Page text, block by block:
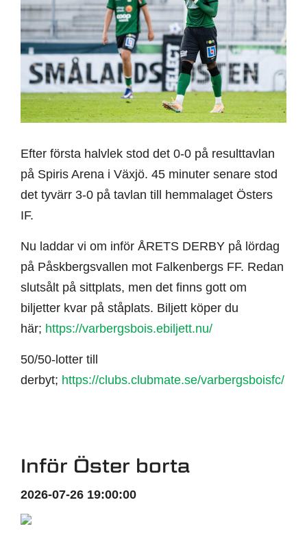
Efter första halvlek stod det 0-0 på resulttavlan
på Spiris Arena i Växjö. 45 minuter senare stod
det tyvärr 3-0 på tavlan till hemmalaget Östers
IF.
Nu laddar vi om inför ÅRETS DERBY på lördag
på Påskbergsvallen mot Falkenbergs FF. Redan
slutsålt på sittplats, men det finns gott om
biljetter kvar på ståplats. Biljett köper du
här; https://varbergsbois.ebiljett.nu/
50/50-lotter till
derbyt; https://clubs.clubmate.se/varbergsboisfc/
Inför Öster borta
2026-07-26 19:00:00